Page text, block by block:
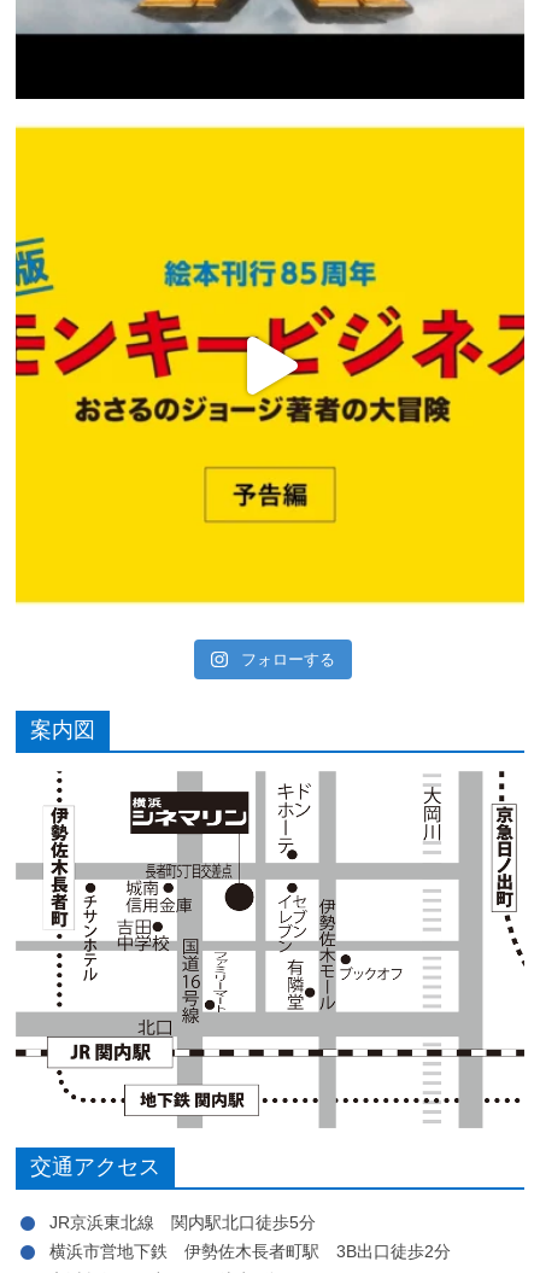
フォローする
案内図
交通アクセス
JR京浜東北線 関内駅北口徒歩5分
横浜市営地下鉄 伊勢佐木長者町駅 3B出口徒歩2分